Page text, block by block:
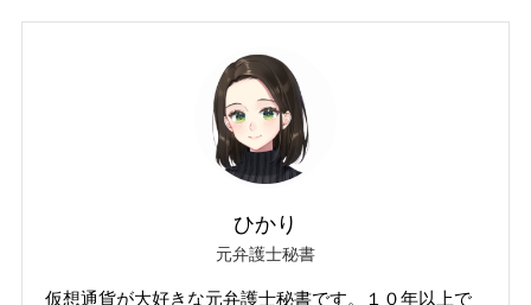
ひかり
元弁護士秘書
仮想通貨が大好きな元弁護士秘書です。１０年以上で